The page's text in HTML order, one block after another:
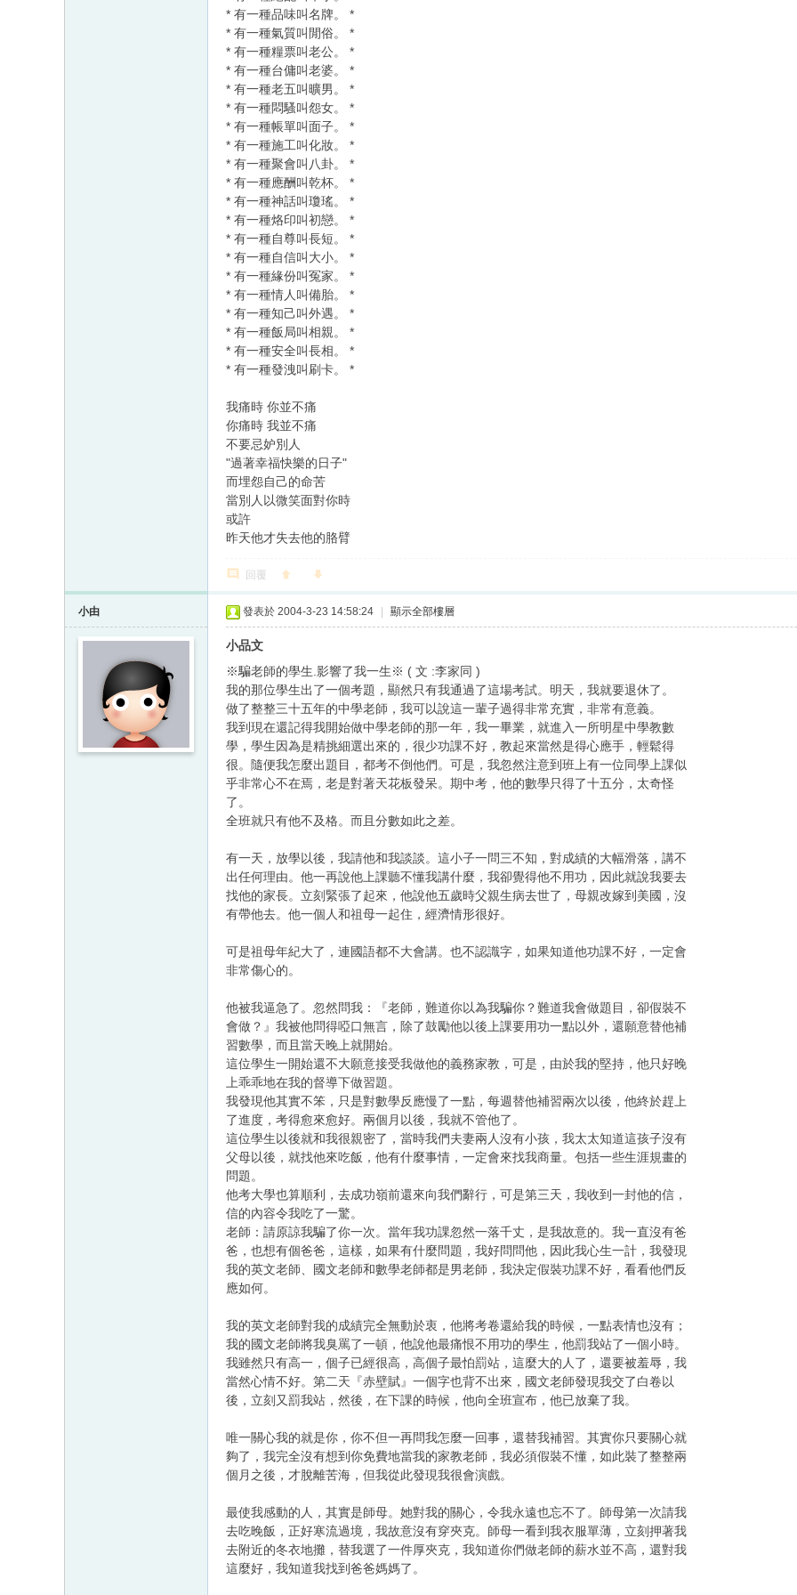
* 有一種品味叫名牌。 *
* 有一種氣質叫閒俗。 *
* 有一種糧票叫老公。 *
* 有一種台傭叫老婆。 *
* 有一種老五叫曠男。 *
* 有一種悶騷叫怨女。 *
* 有一種帳單叫面子。 *
* 有一種施工叫化妝。 *
* 有一種聚會叫八卦。 *
* 有一種應酬叫乾杯。 *
* 有一種神話叫瓊瑤。 *
* 有一種烙印叫初戀。 *
* 有一種自尊叫長短。 *
* 有一種自信叫大小。 *
* 有一種緣份叫冤家。 *
* 有一種情人叫備胎。 *
* 有一種知己叫外遇。 *
* 有一種飯局叫相親。 *
* 有一種安全叫長相。 *
* 有一種發洩叫刷卡。 *
我痛時 你並不痛
你痛時 我並不痛
不要忌妒別人
"過著幸福快樂的日子"
而埋怨自己的命苦
當別人以微笑面對你時
或許
昨天他才失去他的胳臂
回覆
小由 發表於 2004-3-23 14:58:24 顯示全部樓層
小品文
※騙老師的學生.影響了我一生※ ( 文 :李家同 )
我的那位學生出了一個考題，顯然只有我通過了這場考試。明天，我就要退休了。
做了整整三十五年的中學老師，我可以說這一輩子過得非常充實，非常有意義。
我到現在還記得我開始做中學老師的那一年，我一畢業，就進入一所明星中學教數
學，學生因為是精挑細選出來的，很少功課不好，教起來當然是得心應手，輕鬆得
很。隨便我怎麼出題目，都考不倒他們。可是，我忽然注意到班上有一位同學上課似
乎非常心不在焉，老是對著天花板發呆。期中考，他的數學只得了十五分，太奇怪
了。
全班就只有他不及格。而且分數如此之差。
有一天，放學以後，我請他和我談談。這小子一問三不知，對成績的大幅滑落，講不
出任何理由。他一再說他上課聽不懂我講什麼，我卻覺得他不用功，因此就說我要去
找他的家長。立刻緊張了起來，他說他五歲時父親生病去世了，母親改嫁到美國，沒
有帶他去。他一個人和祖母一起住，經濟情形很好。
可是祖母年紀大了，連國語都不大會講。也不認識字，如果知道他功課不好，一定會
非常傷心的。
他被我逼急了。忽然問我：『老師，難道你以為我騙你？難道我會做題目，卻假裝不
會做？』我被他問得啞口無言，除了鼓勵他以後上課要用功一點以外，還願意替他補
習數學，而且當天晚上就開始。
這位學生一開始還不大願意接受我做他的義務家教，可是，由於我的堅持，他只好晚
上乖乖地在我的督導下做習題。
我發現他其實不笨，只是對數學反應慢了一點，每週替他補習兩次以後，他終於趕上
了進度，考得愈來愈好。兩個月以後，我就不管他了。
這位學生以後就和我很親密了，當時我們夫妻兩人沒有小孩，我太太知道這孩子沒有
父母以後，就找他來吃飯，他有什麼事情，一定會來找我商量。包括一些生涯規畫的
問題。
他考大學也算順利，去成功嶺前還來向我們辭行，可是第三天，我收到一封他的信，
信的內容令我吃了一驚。
老師：請原諒我騙了你一次。當年我功課忽然一落千丈，是我故意的。我一直沒有爸
爸，也想有個爸爸，這樣，如果有什麼問題，我好問問他，因此我心生一計，我發現
我的英文老師、國文老師和數學老師都是男老師，我決定假裝功課不好，看看他們反
應如何。
我的英文老師對我的成績完全無動於衷，他將考卷還給我的時候，一點表情也沒有；
我的國文老師將我臭罵了一頓，他說他最痛恨不用功的學生，他罰我站了一個小時。
我雖然只有高一，個子已經很高，高個子最怕罰站，這麼大的人了，還要被羞辱，我
當然心情不好。第二天『赤壁賦』一個字也背不出來，國文老師發現我交了白卷以
後，立刻又罰我站，然後，在下課的時候，他向全班宣布，他已放棄了我。
唯一關心我的就是你，你不但一再問我怎麼一回事，還替我補習。其實你只要關心就
夠了，我完全沒有想到你免費地當我的家教老師，我必須假裝不懂，如此裝了整整兩
個月之後，才脫離苦海，但我從此發現我很會演戲。
最使我感動的人，其實是師母。她對我的關心，令我永遠也忘不了。師母第一次請我
去吃晚飯，正好寒流過境，我故意沒有穿夾克。師母一看到我衣服單薄，立刻押著我
去附近的冬衣地攤，替我選了一件厚夾克，我知道你們做老師的薪水並不高，還對我
這麼好，我知道我找到爸爸媽媽了。